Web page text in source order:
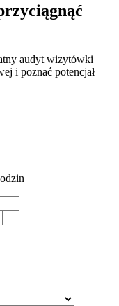
audyt wizytówki
i poznać potencjał